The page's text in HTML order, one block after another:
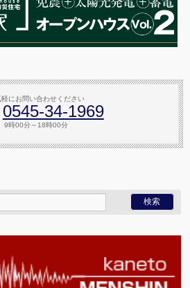
軽にお問い合わせください
0545-34-1969
9時00分～18時00分